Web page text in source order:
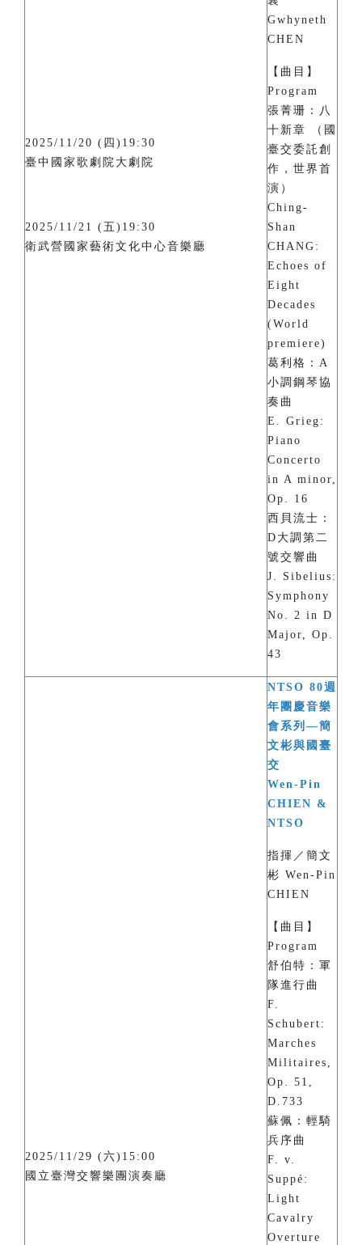
2025/11/20 (四)19:30
臺中國家歌劇院大劇院
2025/11/21 (五)19:30
衛武營國家藝術文化中心音樂廳
Gwhyneth
CHEN
【曲目】
Program
張菁珊：八
十新章 （國
臺交委託創
作，世界首
演）
Ching-
Shan
CHANG:
Echoes of
Eight
Decades
(World
premiere)
葛利格：A
小調鋼琴協
奏曲
E. Grieg:
Piano
Concerto
in A minor,
Op. 16
西貝流士：
D大調第二
號交響曲
J. Sibelius:
Symphony
No. 2 in D
Major, Op.
43
2025/11/29 (六)15:00
國立臺灣交響樂團演奏廳
NTSO 80週
年團慶音樂
會系列—簡
文彬與國臺
交
Wen-Pin
CHIEN &
NTSO
指揮／簡文
彬 Wen-Pin
CHIEN
【曲目】
Program
舒伯特：軍
隊進行曲
F.
Schubert:
Marches
Militaires,
Op. 51,
D.733
蘇佩：輕騎
兵序曲
F. v.
Suppé:
Light
Cavalry
Overture